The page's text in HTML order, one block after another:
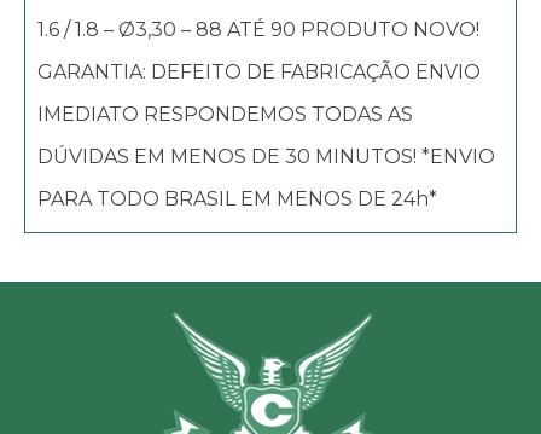
1.6 / 1.8 – Ø3,30 – 88 ATÉ 90 PRODUTO NOVO!
GARANTIA: DEFEITO DE FABRICAÇÃO ENVIO
IMEDIATO RESPONDEMOS TODAS AS
DÚVIDAS EM MENOS DE 30 MINUTOS! *ENVIO
PARA TODO BRASIL EM MENOS DE 24h*